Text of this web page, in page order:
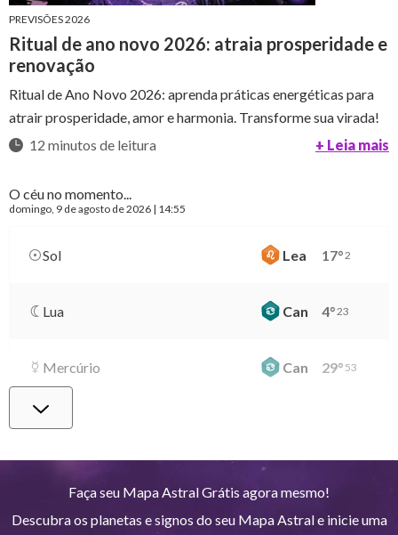
PREVISÕES 2026
Ritual de ano novo 2026: atraia prosperidade e
renovação
Ritual de Ano Novo 2026: aprenda práticas energéticas para
atrair prosperidade, amor e harmonia. Transforme sua virada!
12 minutos de leitura
+ Leia mais
O céu no momento...
domingo, 9 de agosto de 2026 | 14:55
Sol Lea 17°2
Lua Can 4°23
Mercúrio Can 29° 53
Vênus
Faça seu Mapa Astral Grátis agora mesmo!
Descubra os planetas e signos do seu Mapa Astral e inicie uma